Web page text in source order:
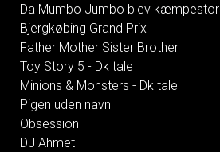
Da Mumbo Jumbo blev kæmpestor
Bjergkøbing Grand Prix
Father Mother Sister Brother
Toy Story 5 - Dk tale
Minions & Monsters - Dk tale
Pigen uden navn
Obsession
DJ Ahmet